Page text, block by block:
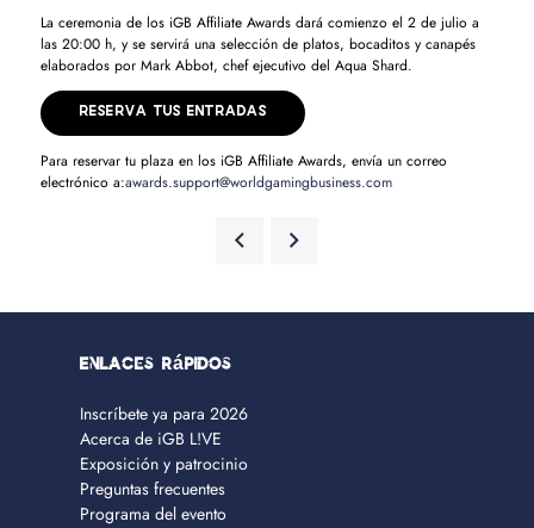
La ceremonia de los iGB Affiliate Awards dará comienzo el 2 de julio a
las 20:00 h, y se servirá una selección de platos, bocaditos y canapés
elaborados por Mark Abbot, chef ejecutivo del Aqua Shard.
RESERVA TUS ENTRADAS
Para reservar tu plaza en los iGB Affiliate Awards, envía un correo
electrónico a:awards.support@worldgamingbusiness.com
Enlaces rápidos
Inscríbete ya para 2026
Acerca de iGB L!VE
Exposición y patrocinio
Preguntas frecuentes
Programa del evento